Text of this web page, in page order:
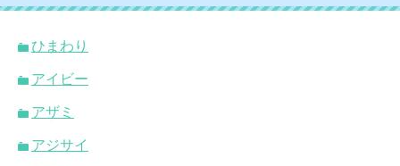
ひまわり
アイビー
アザミ
アジサイ